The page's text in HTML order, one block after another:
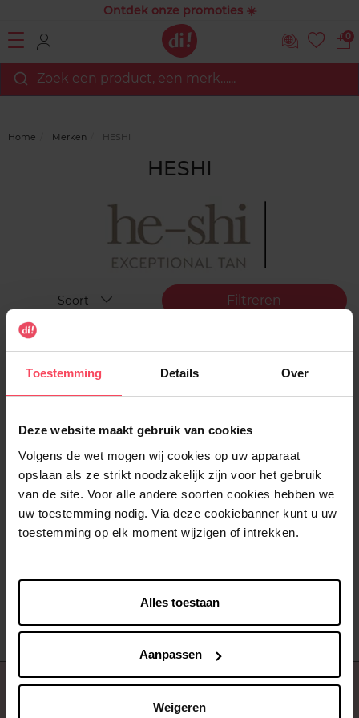
Toestemming Details Over
Deze website maakt gebruik van cookies
Volgens de wet mogen wij cookies op uw apparaat
opslaan als ze strikt noodzakelijk zijn voor het gebruik
van de site. Voor alle andere soorten cookies hebben we
uw toestemming nodig. Via deze cookiebanner kunt u uw
toestemming op elk moment wijzigen of intrekken.
Alles toestaan
Aanpassen
Weigeren
Ontdek onze promoties ☀️
0
Zoek een product, een merk…...
Home Merken HESHI
HESHI
Filtreren
Soort
HESHI
Tanning Mit